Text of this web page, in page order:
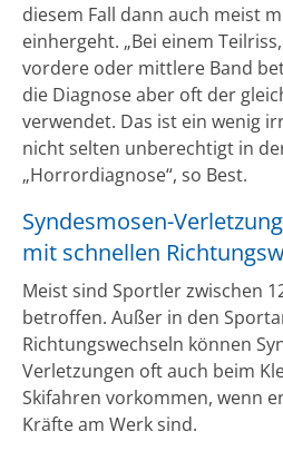
diesem Fall dann auch meist
einhergeht. „Bei einem
vordere oder mittlere Band
die Diagnose aber oft der
verwendet. Das ist ein wenig
nicht selten unberechtigt in
„Horrordiagnose“, so Best.
Syndesmosen-
mit schnellen
Meist sind Sportler zwischen
betroffen. Außer in den
Richtungswechseln können
Verletzungen oft auch beim
Skifahren vorkommen, wenn
Kräfte am Werk sind.